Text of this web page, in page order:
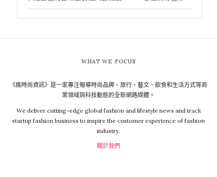
WHAT WE FOCUS
《瘋時尚資訊》是一家專注報導時尚品牌、旅行、藝文、飲食和生活方式等商
業領域與科技動態的全新網路媒體。
We deliver cutting-edge global fashion and lifestyle news and track
startup fashion business to inspire the customer experience of fashion
industry.
關於我們